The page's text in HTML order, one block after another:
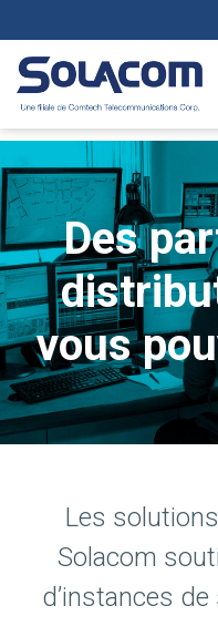
Des
vous
Les
Solacom
d’instances